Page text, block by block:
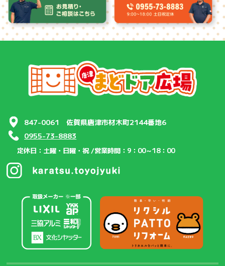
847-0061 佐賀県唐津市材木町2144番地6
0955-73-8883
定休日：土曜・日曜・祝 /営業時間：9：00～18：00